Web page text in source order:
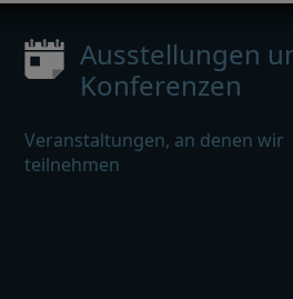
Ausstellungen
Konferenzen
Veranstaltungen, an denen wir
teilnehmen